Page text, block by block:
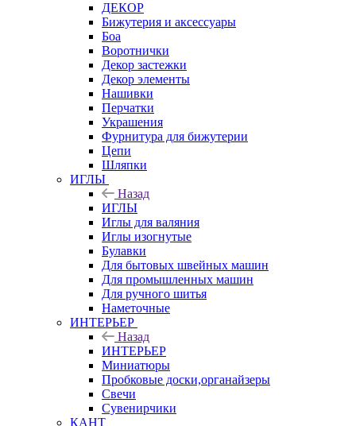
ДЕКОР
Бижутерия и аксессуары
Боа
Воротнички
Декор застежки
Декор элементы
Нашивки
Перчатки
Украшения
Фурнитура для бижутерии
Цепи
Шляпки
ИГЛЫ
Назад
ИГЛЫ
Иглы для валяния
Иглы изогнутые
Булавки
Для бытовых швейных машин
Для промышленных машин
Для ручного шитья
Наметочные
ИНТЕРЬЕР
Назад
ИНТЕРЬЕР
Миниатюры
Пробковые доски,органайзеры
Свечи
Сувенирчики
КАНТ